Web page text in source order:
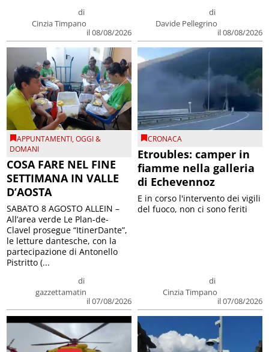
di
Cinzia Timpano
il 08/08/2026
di
Davide Pellegrino
il 08/08/2026
APPUNTAMENTI,OGGI &
DOMANI
COSA FARE NEL FINE
SETTIMANA IN VALLE
D’AOSTA
di
gazzettamatin
il 07/08/2026
SABATO 8 AGOSTO ALLEIN –
All’area verde Le Plan-de-
Clavel prosegue “ItinerDante”,
le letture dantesche, con la
partecipazione di Antonello
Pistritto (...
CRONACA
Etroubles: camper in
fiamme nella galleria
di Echevennoz
di
Cinzia Timpano
il 07/08/2026
E in corso l'intervento dei vigili
del fuoco, non ci sono feriti